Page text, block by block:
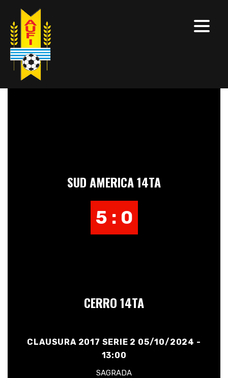
SUD AMERICA 14TA
5 : 0
CERRO 14TA
CLAUSURA 2017 SERIE 2 05/10/2024 -
13:00
SAGRADA